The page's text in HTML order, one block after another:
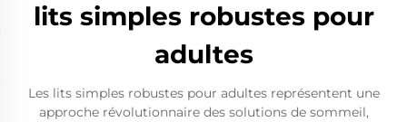
lits simples robustes pour
adultes
Les lits simples robustes pour adultes représentent une
approche révolutionnaire des solutions de sommeil,